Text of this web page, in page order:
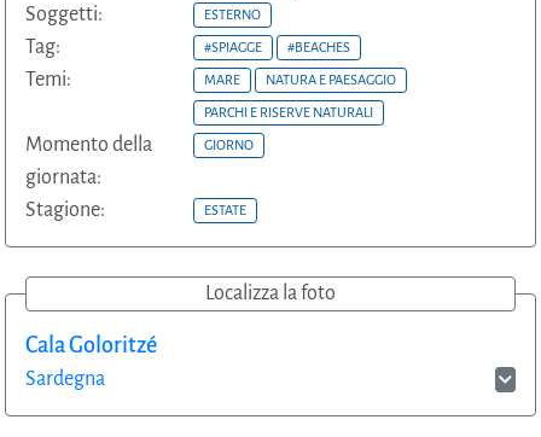
Soggetti: ESTERNO
Tag: #SPIAGGE #BEACHES
Temi: MARE NATURA E PAESAGGIO
PARCHI E RISERVE NATURALI
Momento della
giornata:
GIORNO
Stagione: ESTATE
Localizza la foto
Cala Goloritzé
Sardegna